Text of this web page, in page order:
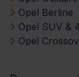
Opel Berline
Opel SUV &
Opel